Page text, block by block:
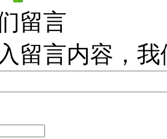
留言
留言内容，